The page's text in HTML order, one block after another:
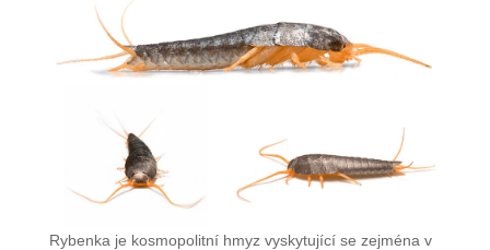
Rybenka je kosmopolitní hmyz vyskytující se zejména v